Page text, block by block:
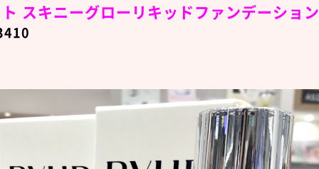
スキニーグローリキッドファンデーション
0